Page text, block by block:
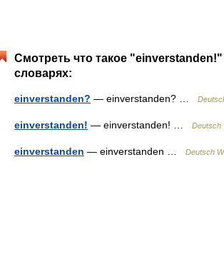
Смотреть что такое "einverstanden!"
словарях:
einverstanden? — einverstanden? …
einverstanden! — einverstanden! … Deutsch
einverstanden — einverstanden … Deutsch